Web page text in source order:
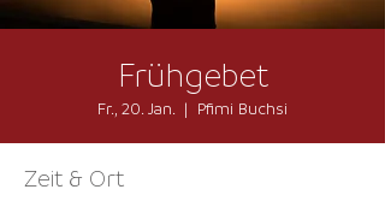
Frühgebet
Fr., 20. Jan.
  |
Pfimi Buchsi
Zeit & Ort